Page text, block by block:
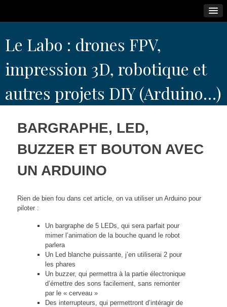
to
content
Le Labo : drones FPV,
impression 3D, robotique et
autres projets DIY (Arduino…)
BARGRAPHE, LED,
BUZZER ET BOUTON AVEC
UN ARDUINO
Rien de bien fou dans cet article, on va utiliser un Arduino pour
piloter :
Un bargraphe de 5 LEDs, qui sera parfait pour
mimer l’animation de la bouche quand le robot
parlera
Un Led blanche puissante, j’en utiliserai 2 pour
les phares
Un buzzer, qui permettra à la partie électronique
d’émettre des sons facilement, sans remonter
par le « cerveau »
Des interrupteurs, qui permettront d’intéragir de